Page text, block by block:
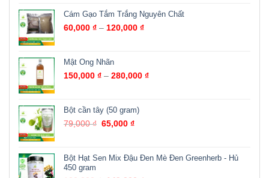
sao
Cám Gạo Tắm Trắng Nguyên Chất
60,000 ₫ – 120,000 ₫
Mật Ong Nhãn
150,000 ₫ – 280,000 ₫
Bột cần tây (50 gram)
79,000₫ 65,000₫
Bột Hạt Sen Mix Đậu Đen Mè Đen Greenherb - Hủ
450 gram